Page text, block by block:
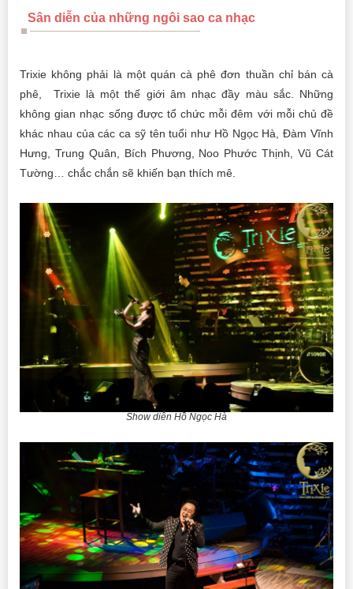
Sân diễn của những ngôi sao ca nhạc
Trixie không phải là một quán cà phê đơn thuần chỉ bán cà
phê, Trixie là một thế giới âm nhạc đầy màu sắc. Những
không gian nhạc sống được tổ chức mỗi đêm với mỗi chủ đề
khác nhau của các ca sỹ tên tuổi như Hồ Ngọc Hà, Đàm Vĩnh
Hưng, Trung Quân, Bích Phương, Noo Phước Thịnh, Vũ Cát
Tường… chắc chắn sẽ khiến bạn thích mê.
Show diễn Hồ Ngọc Hà